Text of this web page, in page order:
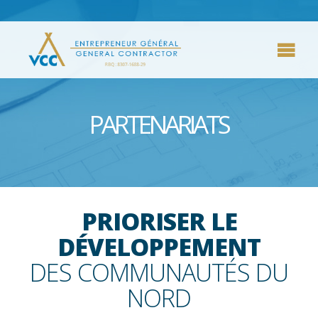
PARTENARIATS
PRIORISER LE
DÉVELOPPEMENT
DES COMMUNAUTÉS DU
NORD